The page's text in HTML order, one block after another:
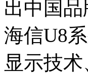
出中国品
海信U8
显示技